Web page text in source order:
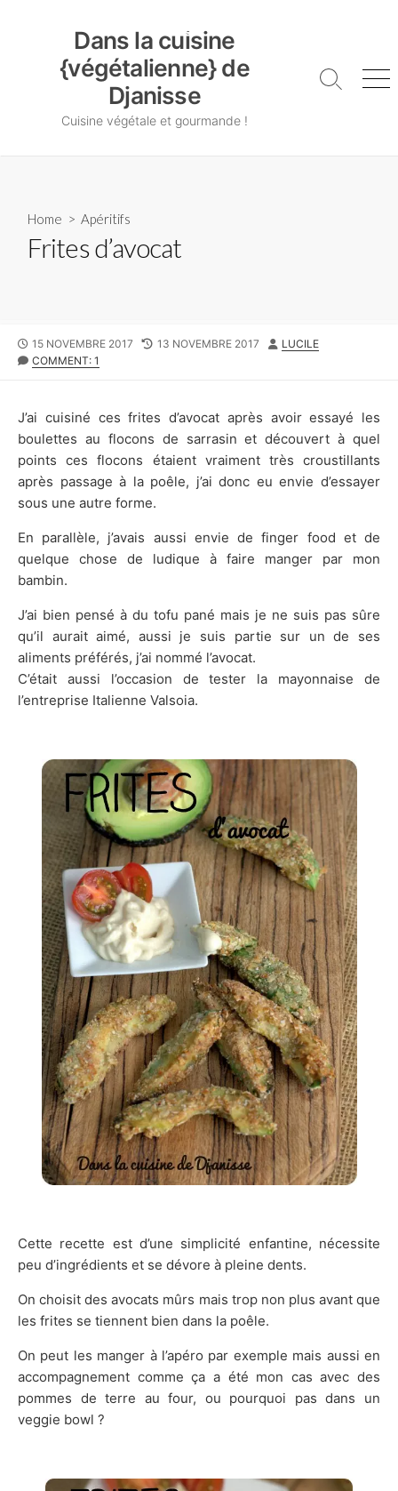
Dans la cuisine
{végétalienne} de
Djanisse
Cuisine végétale et gourmande !
Search
Home > Apéritifs
Frites d’avocat
PUBLISHED
DATE
15 NOVEMBRE 2017
LAST
13 NOVEMBRE 2017 AUTHOR
LUCILE
COMMENT: 1
J’ai cuisiné ces frites d’avocat après avoir essayé les
boulettes au flocons de sarrasin et découvert à quel
points ces flocons étaient vraiment très croustillants
après passage à la poêle, j’ai donc eu envie d’essayer
sous une autre forme.
En parallèle, j’avais aussi envie de finger food et de
quelque chose de ludique à faire manger par mon
bambin.
J’ai bien pensé à du tofu pané mais je ne suis pas sûre
qu’il aurait aimé, aussi je suis partie sur un de ses
aliments préférés, j’ai nommé l’avocat.
C’était aussi l’occasion de tester la mayonnaise de
l’entreprise Italienne Valsoia.
Cette recette est d’une simplicité enfantine, nécessite
peu d’ingrédients et se dévore à pleine dents.
On choisit des avocats mûrs mais trop non plus avant que
les frites se tiennent bien dans la poêle.
On peut les manger à l’apéro par exemple mais aussi en
accompagnement comme ça a été mon cas avec des
pommes de terre au four, ou pourquoi pas dans un
veggie bowl ?